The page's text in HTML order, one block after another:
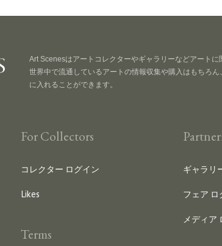
Art Scenesはアートコレクターやギャラリーなどアートに
世界中で流通しているアートの情報収集や購入はもちろ
に入れることができます。
For Collectors
コレクター ログイン
Likes
Terms
ギャラリ
フェア ロ
メディア